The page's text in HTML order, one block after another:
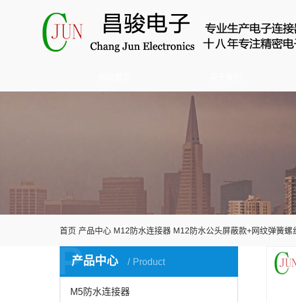
首页 产品中心 M12防水连接器 M12防水公头屏蔽款+网纹弹簧螺
产品中心 Product
P
M5防水连接器